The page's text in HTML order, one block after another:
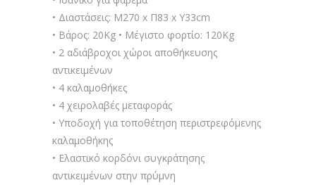
• Διαστάσεις: Μ270 x Π83 x Y33cm
• Βάρος: 20Kg • Μέγιστο φορτίο: 120Kg
• 2 αδιάβροχοι χώροι αποθήκευσης
αντικειμένων
• 4 καλαμοθήκες
• 4 χειρολαβές μεταφοράς
• Υποδοχή για τοποθέτηση περιστρεφόμενης
καλαμοθήκης
• Ελαστικό κορδόνι συγκράτησης
αντικειμένων στην πρύμνη